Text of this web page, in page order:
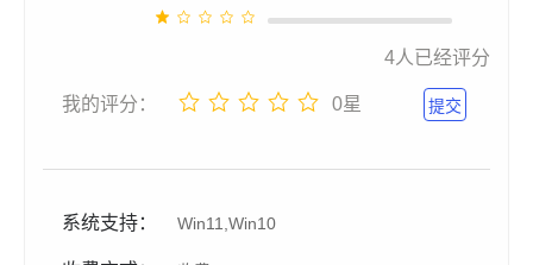
4人已经评分
我的评分： 0星 提交
系统支持： Win11,Win10